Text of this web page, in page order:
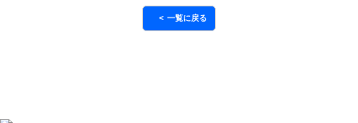
一覧に戻る